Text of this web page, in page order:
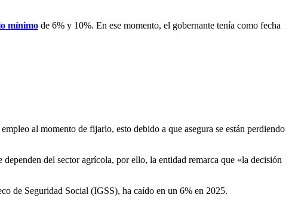
mínimo de 6% y 10%. En ese momento, el gobernante tenía como fecha
al momento de fijarlo, esto debido a que asegura se están perdiendo
del sector agrícola, por ello, la entidad remarca que «la decisión
de Seguridad Social (IGSS), ha caído en un 6% en 2025.